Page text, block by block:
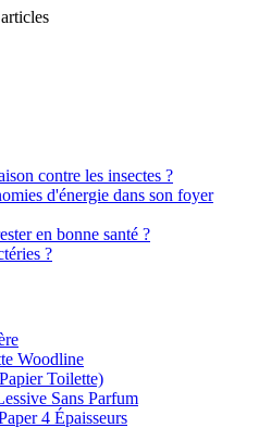
contre les insectes ?
d'énergie dans son foyer
en bonne santé ?
?
Woodline
Toilette)
Sans Parfum
4 Épaisseurs